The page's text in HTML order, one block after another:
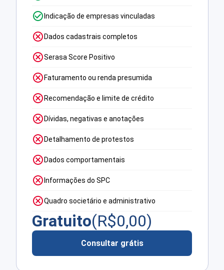
Indicação de empresas vinculadas
Dados cadastrais completos
Serasa Score Positivo
Faturamento ou renda presumida
Recomendação e limite de crédito
Dívidas, negativas e anotações
Detalhamento de protestos
Dados comportamentais
Informações do SPC
Quadro societário e administrativo
Gratuito(R$0,00)
Consultar grátis